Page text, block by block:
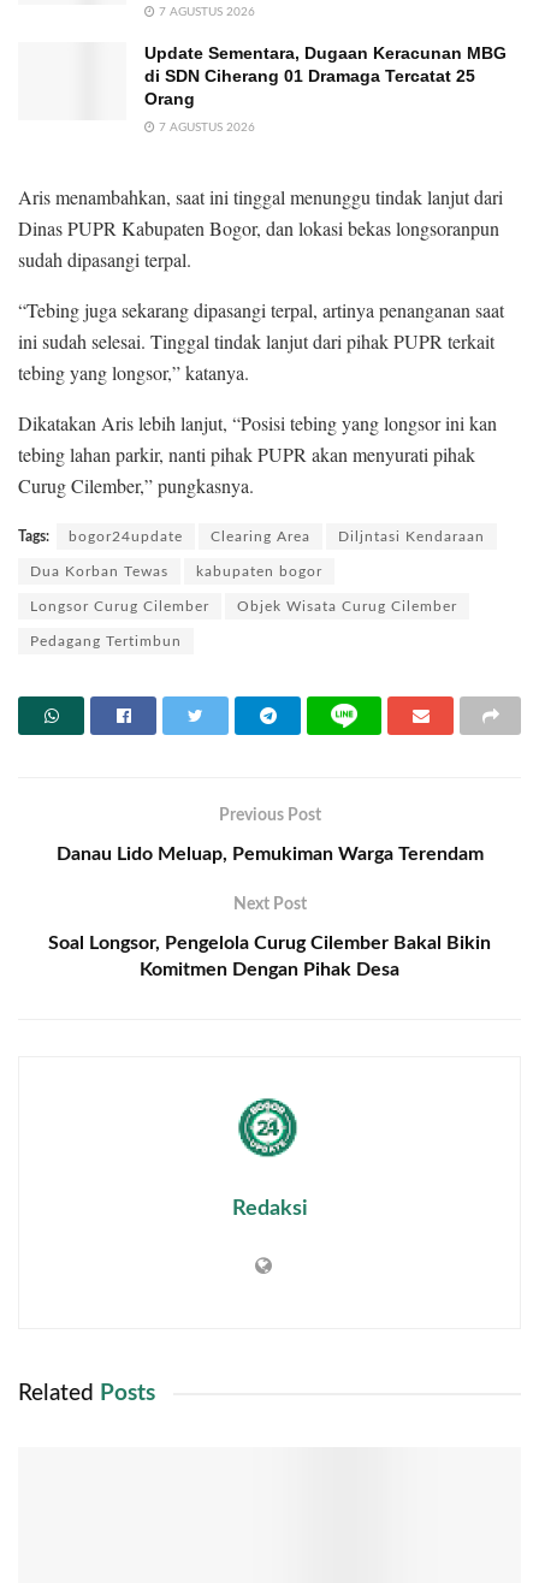
7 AGUSTUS 2026
Update Sementara, Dugaan Keracunan MBG
di SDN Ciherang 01 Dramaga Tercatat 25
Orang
7 AGUSTUS 2026
Aris menambahkan, saat ini tinggal menunggu tindak lanjut dari
Dinas PUPR Kabupaten Bogor, dan lokasi bekas longsoranpun
sudah dipasangi terpal.
“Tebing juga sekarang dipasangi terpal, artinya penanganan saat
ini sudah selesai. Tinggal tindak lanjut dari pihak PUPR terkait
tebing yang longsor,” katanya.
Dikatakan Aris lebih lanjut, “Posisi tebing yang longsor ini kan
tebing lahan parkir, nanti pihak PUPR akan menyurati pihak
Curug Cilember,” pungkasnya.
Tags: bogor24update Clearing Area Diljntasi Kendaraan
Dua Korban Tewas kabupaten bogor
Longsor Curug Cilember Objek Wisata Curug Cilember
Pedagang Tertimbun
Previous Post
Danau Lido Meluap, Pemukiman Warga Terendam
Next Post
Soal Longsor, Pengelola Curug Cilember Bakal Bikin
Komitmen Dengan Pihak Desa
Redaksi
Related Posts